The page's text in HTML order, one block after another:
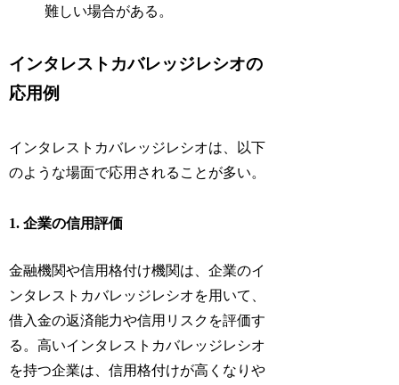
難しい場合がある。
インタレストカバレッジレシオの
応用例
インタレストカバレッジレシオは、以下
のような場面で応用されることが多い。
1. 企業の信用評価
金融機関や信用格付け機関は、企業のイ
ンタレストカバレッジレシオを用いて、
借入金の返済能力や信用リスクを評価す
る。高いインタレストカバレッジレシオ
を持つ企業は、信用格付けが高くなりや